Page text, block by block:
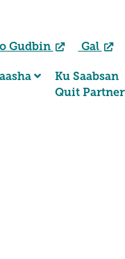
Gudbin Gal
Ku Saabsan
Quit Partner